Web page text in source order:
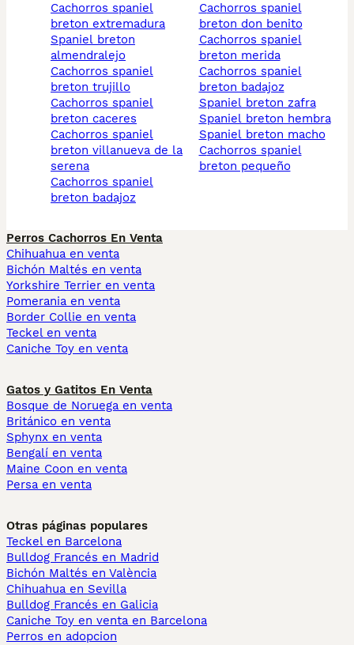
cachorros spaniel
breton extremadura
spaniel breton
almendralejo
cachorros spaniel
breton trujillo
cachorros spaniel
breton caceres
cachorros spaniel
breton villanueva de la
serena
cachorros spaniel
breton badajoz
cachorros spaniel
breton don benito
cachorros spaniel
breton merida
cachorros spaniel
breton badajoz
spaniel breton zafra
spaniel breton hembra
spaniel breton macho
cachorros spaniel
breton pequeño
Perros Cachorros En Venta
Chihuahua en venta
Bichón Maltés en venta
Yorkshire Terrier en venta
Pomerania en venta
Border Collie en venta
Teckel en venta
Caniche Toy en venta
Gatos y Gatitos En Venta
Bosque de Noruega en venta
Británico en venta
Sphynx en venta
Bengalí en venta
Maine Coon en venta
Persa en venta
Otras páginas populares
Teckel en Barcelona
Bulldog Francés en Madrid
Bichón Maltés en València
Chihuahua en Sevilla
Bulldog Francés en Galicia
Caniche Toy en venta en Barcelona
Perros en adopcion